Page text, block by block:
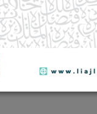
لخدمة الإسلام